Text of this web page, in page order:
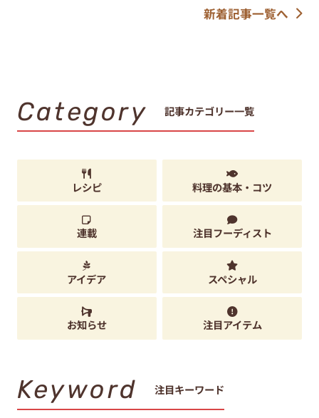
新着記事一覧へ
Category 記事カテゴリー一覧
レシピ 料理の基本・コツ
連載 注目フーディスト
アイデア スペシャル
お知らせ 注目アイテム
Keyword 注目キーワード